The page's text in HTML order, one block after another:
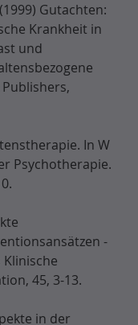
Gutachten:
Krankheit in
und
In W
Psychotherapie.
-
45, 3-13.
in der